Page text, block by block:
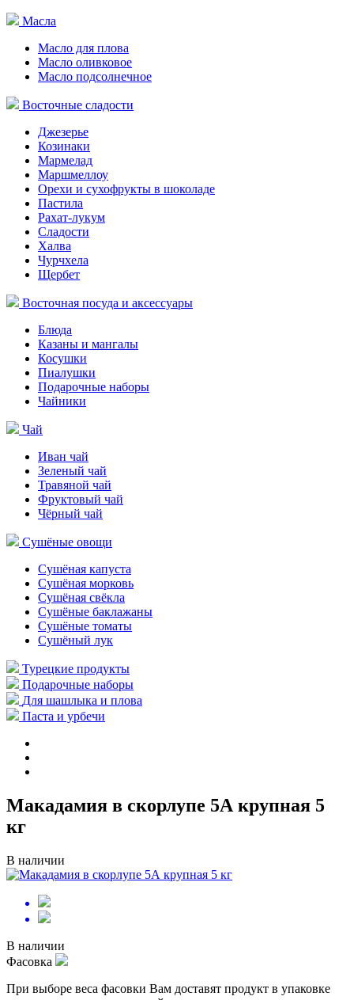
Масла
Масло для плова
Масло оливковое
Масло подсолнечное
Восточные сладости
Джезерье
Козинаки
Мармелад
Маршмеллоу
Орехи и сухофрукты в шоколаде
Пастила
Рахат-лукум
Сладости
Халва
Чурчхела
Щербет
Восточная посуда и аксессуары
Блюда
Казаны и мангалы
Косушки
Пиалушки
Подарочные наборы
Чайники
Чай
Иван чай
Зеленый чай
Травяной чай
Фруктовый чай
Чёрный чай
Сушёные овощи
Сушёная капуста
Сушёная морковь
Сушёная свёкла
Сушёные баклажаны
Сушёные томаты
Сушёный лук
Турецкие продукты
Подарочные наборы
Для шашлыка и плова
Паста и урбечи
Макадамия в скорлупе 5А крупная 5
кг
В наличии
В наличии
Фасовка
При выборе веса фасовки Вам доставят продукт в упаковке